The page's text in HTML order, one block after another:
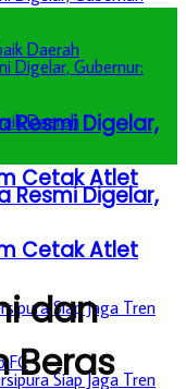
Resmi Digelar,
Cetak Atlet
Resmi Digelar,
Cetak Atlet
dan
Beras